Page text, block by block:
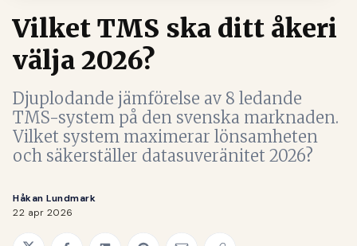
Vilket TMS ska ditt åkeri
välja 2026?
Djuplodande jämförelse av 8 ledande
TMS-system på den svenska marknaden.
Vilket system maximerar lönsamheten
och säkerställer datasuveränitet 2026?
Håkan Lundmark
22 apr 2026